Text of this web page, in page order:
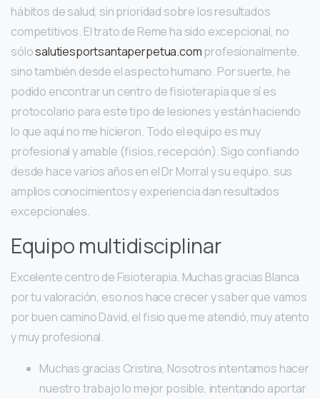
hábitos de salud, sin prioridad sobre los resultados
competitivos. El trato de Reme ha sido excepcional, no
sólosalutiesportsantaperpetua.comprofesionalmente,
sino también desde el aspecto humano. Por suerte, he
podido encontrar un centro de fisioterapia que sí es
protocolario para este tipo de lesiones y están haciendo
lo que aquí no me hicieron. Todo el equipo es muy
profesional y amable (fisios, recepción). Sigo confiando
desde hace varios años en el Dr Morral y su equipo, sus
amplios conocimientos y experiencia dan resultados
excepcionales.
Equipo multidisciplinar
Excelente centro de Fisioterapia. Muchas gracias Blanca
por tu valoración, eso nos hace crecer y saber que vamos
por buen camino David, el fisio que me atendió, muy atento
y muy profesional.
Muchas gracias Cristina, Nosotros intentamos hacer
nuestro trabajo lo mejor posible, intentando aportar